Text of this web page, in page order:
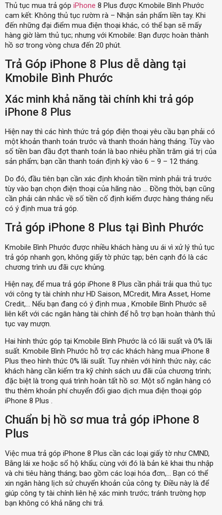
Thủ tục mua trả góp iPhone 8 Plus được Kmobile Bình Phước
cam kết: Không thủ tục rườm rà – Nhận sản phẩm liền tay. Khi
đến những đại điểm mua điện thoại khác, có thể bạn sẽ mấy
hàng giờ làm thủ tục; nhưng với Kmobile: Bạn được hoàn thành
hồ sơ trong vòng chưa đến 20 phút.
Trả Góp iPhone 8 Plus dễ dàng tại
Kmobile Bình Phước
Xác minh khả năng tài chính khi trả góp
iPhone 8 Plus
Hiện nay thì các hình thức trả góp điện thoại yêu cầu bạn phải có
một khoản thanh toán trước và thanh thoán hàng tháng. Tùy vào
số tiền ban đầu đợt thanh toán là bao nhiêu phần trăm giá trị của
sản phẩm; bạn cần thanh toán định kỳ vào 6 – 9 – 12 tháng.
Do đó, đầu tiên bạn cần xác định khoản tiền mình phải trả trước
tùy vào bạn chọn điện thoại của hãng nào … Đồng thời, bạn cũng
cần phải cân nhắc về số tiền cố định kiếm được hàng tháng nếu
có ý định mua trả góp.
Trả góp iPhone 8 Plus tại Bình Phước
Kmobile Bình Phước được nhiều khách hàng ưu ái vì xử lý thủ tục
trả góp nhanh gọn, không giấy tờ phức tạp; bên cạnh đó là các
chương trình ưu đãi cực khủng.
Hiện nay, để mua trả góp iPhone 8 Plus cần phải trải qua thủ tục
với công ty tài chính như HD Saison, MCredit, Mira Asset, Home
Credit,… Nếu bạn đang có ý định mua , Kmobile Bình Phước sẽ
liên kết với các ngân hàng tài chính để hỗ trợ bạn hoàn thành thủ
tục vay mượn.
Hai hình thức góp tại Kmobile Bình Phước là có lãi suất và 0% lãi
suất. Kmobile Bình Phước hỗ trợ các khách hàng mua iPhone 8
Plus theo hình thức 0% lãi suất. Tuy nhiên với hình thức này; các
khách hàng cần kiểm tra kỹ chính sách ưu đãi của chương trình;
đặc biệt là trong quá trình hoàn tất hồ sơ. Một số ngân hàng có
thu thêm khoản phí chuyển đổi giao dịch mua điện thoại góp
iPhone 8 Plus .
Chuẩn bị hồ sơ mua trả góp iPhone 8
Plus
Việc mua trả góp iPhone 8 Plus cần các loại giấy tờ như CMND,
Bằng lái xe hoặc sổ hộ khẩu; cùng với đó là bản kê khai thu nhập
và chi tiêu hàng tháng; bao gồm các loại hóa đơn,… Bạn có thể
xin ngân hàng lịch sử chuyển khoản của công ty. Điều này là để
giúp công ty tài chính liên hệ xác minh trước; tránh trường hợp
bạn không có khả năng chi trả.